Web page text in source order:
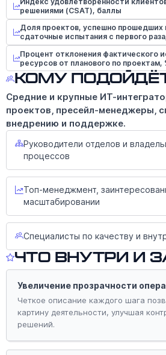
решениями (CSAT), баллы
Доля проектов, успешно прошедших
сдаточные испытания с первого
Процент отклонения фактического
ресурсов от планового по проектам,
Кому
Средние и крупные ИТ-
проектов, пресейл-менеджеры,
внедрению и поддержке.
Руководители отделов и
процессов
Топ-менеджмент,
масштабировании
Специалисты по качеству и
Что внутри и
Увеличение прозрачности
Четкое описание каждого шага
картину деятельности, улучшая
решений.